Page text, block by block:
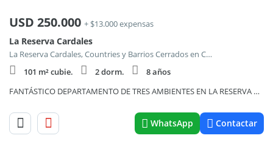
USD 250.000 + $13.000 expensas
La Reserva Cardales
La Reserva Cardales, Countries y Barrios Cerrados en Campana
101 m² cubie.
2 dorm.
8 años
FANTÁSTICO DEPARTAMENTO DE TRES AMBIENTES EN LA RESERVA CARDALES.
WhatsApp Contactar